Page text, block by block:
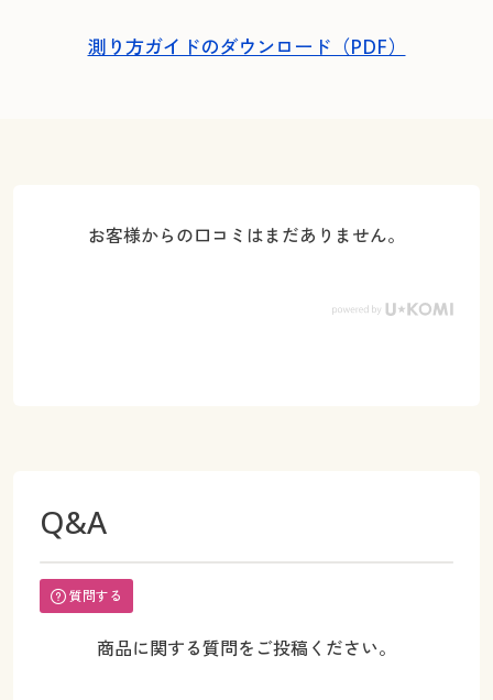
測り方ガイドのダウンロード（PDF）
お客様からの口コミはまだありません。
Q&A
質問する
商品に関する質問をご投稿ください。